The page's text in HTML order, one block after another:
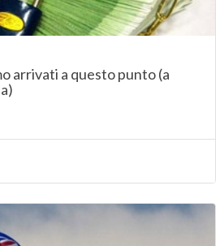
arrivati a questo punto (a